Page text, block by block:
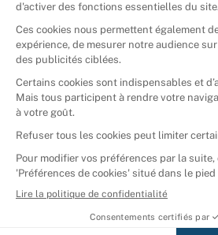
Donner vos livres
Ammareal © 2026